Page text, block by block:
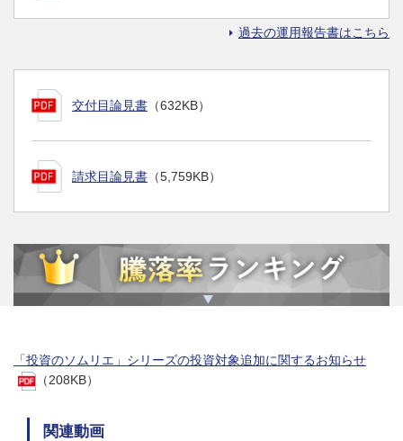
過去の運用報告書はこちら
交付目論見書 （632KB）
請求目論見書 （5,759KB）
「投資のソムリエ」シリーズの投資対象追加に関するお知らせ
（208KB）
関連動画